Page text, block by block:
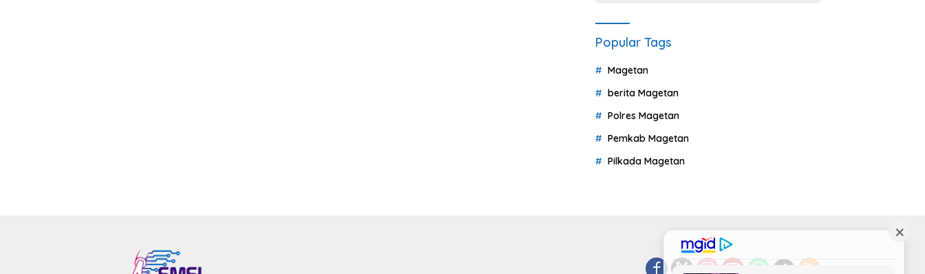
Popular Tags
Magetan
berita Magetan
Polres Magetan
Pemkab Magetan
Pilkada Magetan